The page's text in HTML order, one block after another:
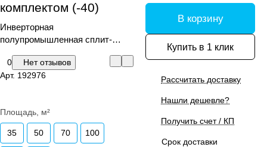
комплектом (-40)
Инверторная
полупромышленная сплит-
зимним комплектом (-40)
0
Нет отзывов
Арт. 192976
Площадь, м²
35 50 70 100
В корзину
Купить в 1 клик
Рассчитать доставку
Нашли дешевле?
Получить счет / КП
Срок доставки